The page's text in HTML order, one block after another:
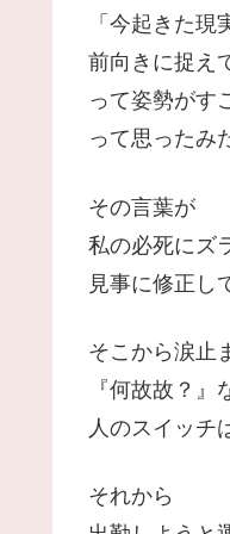
「今起きた現
前向きに捉え
って姿勢がす
って思ったみ
その言葉が
私の必死にズ
見事に修正し
そこから涙止
『何故故？』
人のスイッチ
それから